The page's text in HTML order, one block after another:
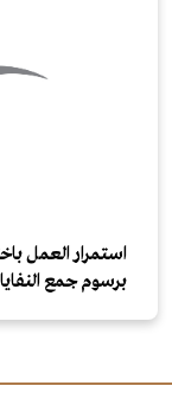
استمرار العمل
برسوم جمع